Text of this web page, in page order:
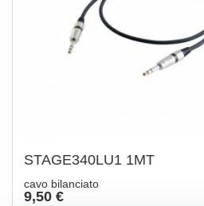
STAGE340LU1 1MT
cavo bilanciato
9,50 €